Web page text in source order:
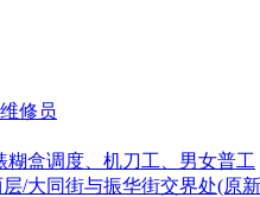
修员
盒调度、机刀工、男女普工
/大同街与振华街交界处(原